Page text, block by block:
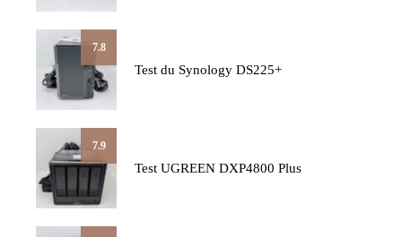
7.8
Test du Synology DS225+
7.9
Test UGREEN DXP4800 Plus